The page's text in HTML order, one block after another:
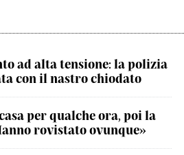
ad alta tensione: la polizia
con il nastro chiodato
per qualche ora, poi la
rovistato ovunque»